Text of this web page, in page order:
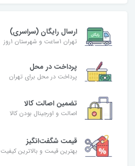
ارسال رایگان (سراسری)
تهران 1ساعت و شهرستان 1روز
پرداخت در محل
پرداخت در محل برای تهران
تضمین اصالت کالا
اصالت و اورجینال بودن کالا
قیمت شگفت‌انگیز
بهترین قیمت و بالاترین کیفیت